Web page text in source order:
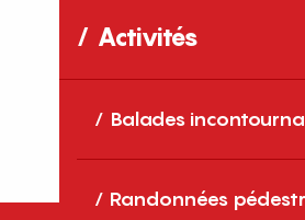
Activités
Balades
Randonnées